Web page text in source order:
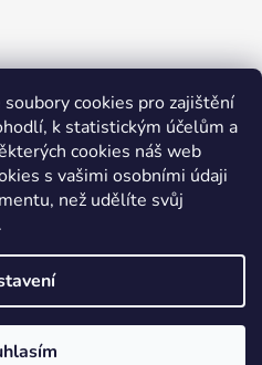
cookies pro zajištění
k statistickým účelům a
cookies náš web
s vašimi osobními údaji
než udělíte svůj
. Barefoot Plzeň
Shoptet
Plzeň